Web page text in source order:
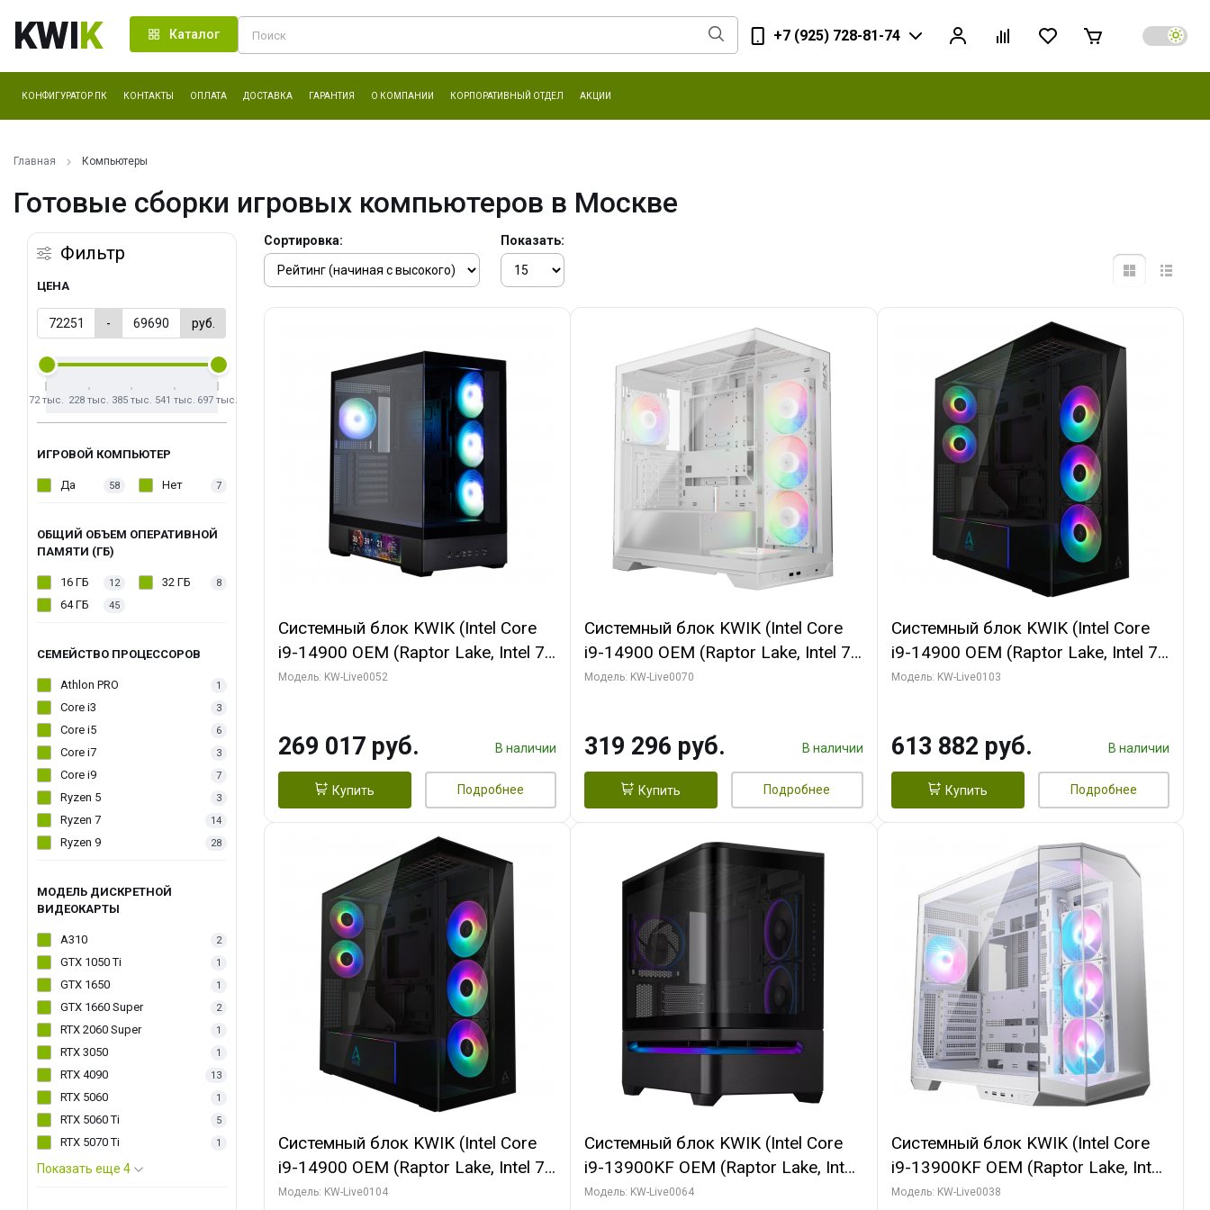
KWIK Каталог +7 (925) 728-81-74
КОНФИГУРАТОР ПК КОНТАКТЫ ОПЛАТА ДОСТАВКА ГАРАНТИЯ О КОМПАНИИ КОРПОРАТИВНЫЙ ОТДЕЛ АКЦИИ
Главная Компьютеры
Готовые сборки игровых компьютеров в Москве
Фильтр
ЦЕНА
- руб.
72 тыс. 228 тыс. 385 тыс. 541 тыс. 697 тыс.
ИГРОВОЙ КОМПЬЮТЕР
Да 58 Нет 7
ОБЩИЙ ОБЪЕМ ОПЕРАТИВНОЙ
ПАМЯТИ (ГБ)
16 ГБ 12 32 ГБ 8
64 ГБ 45
СЕМЕЙСТВО ПРОЦЕССОРОВ
Athlon PRO 1
Core i3 3
Core i5 6
Core i7 3
Core i9 7
Ryzen 5 3
Ryzen 7 14
Ryzen 9 28
МОДЕЛЬ ДИСКРЕТНОЙ
ВИДЕОКАРТЫ
A310 2
GTX 1050 Ti 1
GTX 1650 1
GTX 1660 Super 2
RTX 2060 Super 1
RTX 3050 1
RTX 4090 13
RTX 5060 1
RTX 5060 Ti 5
RTX 5070 Ti 1
Показать еще 4
Сортировка: Показать:
Системный блок KWIK (Intel Core
i9-14900 OEM (Raptor Lake, Intel 7,
C24 16EC/8PC// 64 ГБ ОЗУ (2
256bit 3xDP HD/ 512 ГБ SSD)
Модель: KW-Live0052
269 017 руб. В наличии
Купить Подробнее
Системный блок KWIK (Intel Core
i9-14900 OEM (Raptor Lake, Intel 7,
C24 16EC/8PC// 64 ГБ ОЗУ (2
GDDR7 256bit/ 960 ГБ SSD)
Модель: KW-Live0070
319 296 руб. В наличии
Купить Подробнее
Системный блок KWIK (Intel Core
i9-14900 OEM (Raptor Lake, Intel 7,
C24 16EC/8PC// 64 ГБ ОЗУ (2
Turbo/ 960 ГБ SSD)
Модель: KW-Live0103
613 882 руб. В наличии
Купить Подробнее
Системный блок KWIK (Intel Core
i9-14900 OEM (Raptor Lake, Intel 7,
C24 16EC/8PC// 64 ГБ ОЗУ (2
Модель: KW-Live0104
Системный блок KWIK (Intel Core
i9-13900KF OEM (Raptor Lake, Intel
7, C24 16EC/8P/ 64 ГБ ОЗУ (2
Модель: KW-Live0064
Системный блок KWIK (Intel Core
i9-13900KF OEM (Raptor Lake, Intel
7, C24 16EC/8P/ 32 ГБ ОЗУ (2
Модель: KW-Live0038